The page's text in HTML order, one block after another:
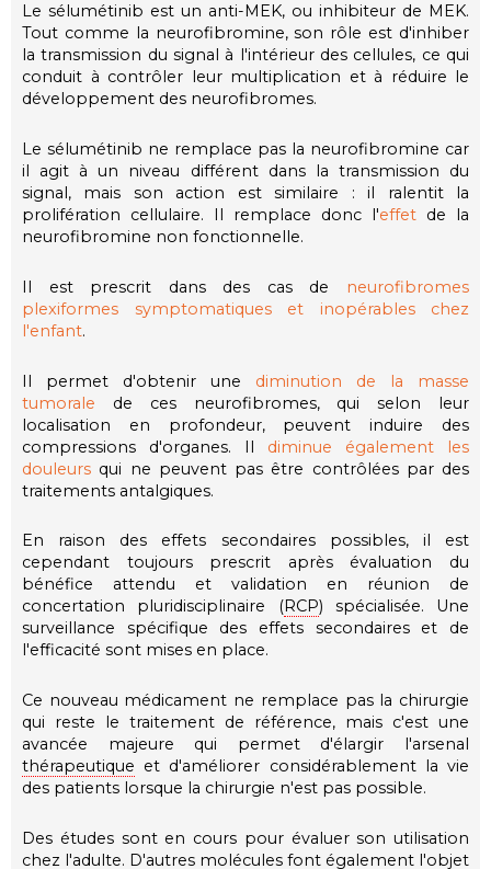
Le sélumétinib est un anti-MEK, ou inhibiteur de MEK.
Tout comme la neurofibromine, son rôle est d'inhiber
la transmission du signal à l'intérieur des cellules, ce qui
conduit à contrôler leur multiplication et à réduire le
développement des neurofibromes.
Le sélumétinib ne remplace pas la neurofibromine car
il agit à un niveau différent dans la transmission du
signal, mais son action est similaire : il ralentit la
prolifération cellulaire. Il remplace donc l'effet de la
neurofibromine non fonctionnelle.
Il est prescrit dans des cas de
neurofibromes
plexiformes symptomatiques et inopérables chez
l'enfant.
Il permet d'obtenir une diminution de la masse
tumorale de ces neurofibromes, qui selon leur
localisation en profondeur, peuvent induire des
compressions d'organes. Il diminue également les
douleurs qui ne peuvent pas être contrôlées par des
traitements antalgiques.
En raison des effets secondaires possibles, il est
cependant toujours prescrit après évaluation du
bénéfice attendu et validation en réunion de
concertation pluridisciplinaire (RCP) spécialisée. Une
surveillance spécifique des effets secondaires et de
l'efficacité sont mises en place.
Ce nouveau médicament ne remplace pas la chirurgie
qui reste le traitement de référence, mais c'est une
avancée majeure qui permet d'élargir l'arsenal
thérapeutique et d'améliorer considérablement la vie
des patients lorsque la chirurgie n'est pas possible.
Des études sont en cours pour évaluer son utilisation
chez l'adulte. D'autres molécules font également l'objet